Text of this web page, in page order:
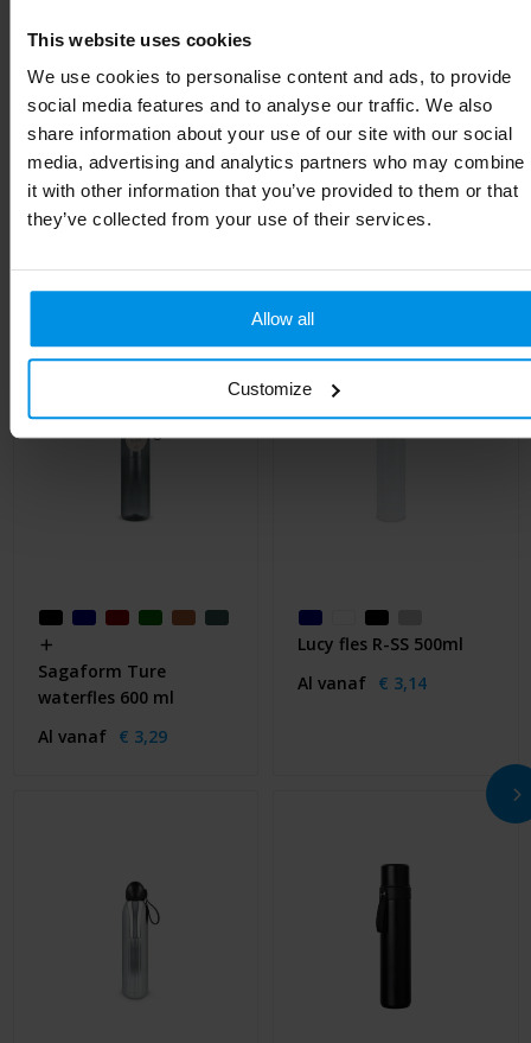
This website uses cookies
We use cookies to personalise content and ads, to provide
social media features and to analyse our traffic. We also
share information about your use of our site with our social
media, advertising and analytics partners who may combine
it with other information that you’ve provided to them or that
they’ve collected from your use of their services.
Allow all
Customize
Afmeting
Hoogte 22.5 cm
Breedte 6 cm
Sagaform Ture
waterfles 600 ml
Al vanaf € 3,29
Lucy fles R-SS 500ml
Al vanaf € 3,14